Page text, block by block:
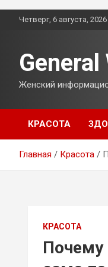
ПерейтиЧетверг, 6 августа, 2026
General
Женский
КРАСОТА
Главная Красота
КРАСОТА
Почему